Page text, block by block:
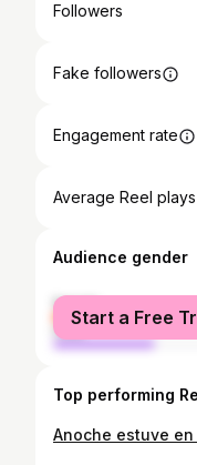
Followers
Fake followers
Engagement rate
Average Reel plays
Audience gender
female
male
Start a Free
Top performing